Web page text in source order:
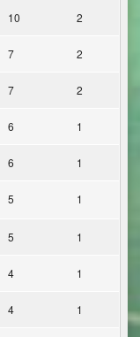
10 2
7 2
7 2
6 1
6 1
5 1
5 1
4 1
4 1